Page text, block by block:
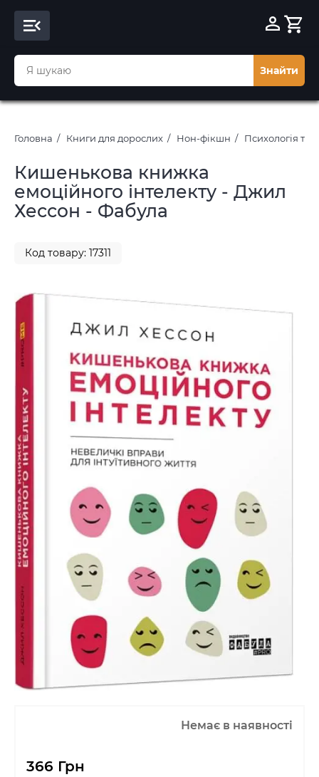
Знайти
Головна Книги для дорослих Нон-фікшн Психологія та
Кишенькова книжка
емоційного інтелекту - Джил
Хессон - Фабула
Код товару: 17311
Немає в наявності
366 Грн